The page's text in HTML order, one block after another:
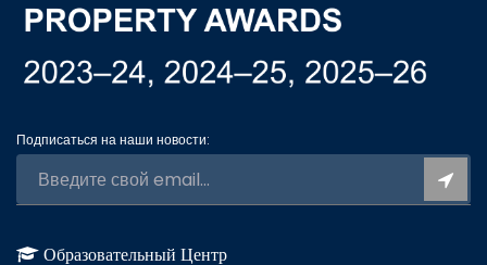
Подписаться на наши новости:
Образовательный Центр